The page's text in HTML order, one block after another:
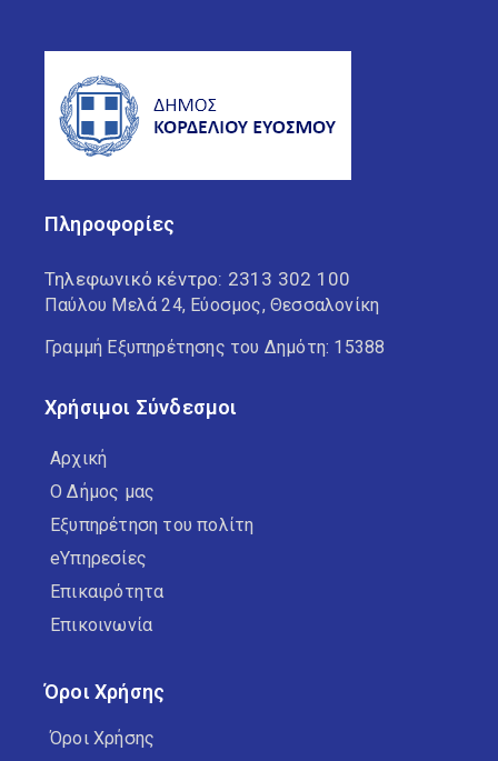
Πληροφορίες
Τηλεφωνικό κέντρο: 2313 302 100
Παύλου Μελά 24, Εύοσμος, Θεσσαλονίκη
Γραμμή Εξυπηρέτησης του Δημότη: 15388
Χρήσιμοι Σύνδεσμοι
Αρχική
Ο Δήμος μας
Εξυπηρέτηση του πολίτη
eΥπηρεσίες
Επικαιρότητα
Επικοινωνία
Όροι Χρήσης
Όροι Χρήσης